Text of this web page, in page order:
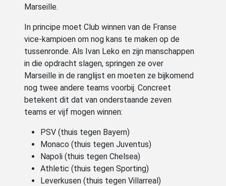
Marseille.
In principe moet Club winnen van de Franse
vice-kampioen om nog kans te maken op de
tussenronde. Als Ivan Leko en zijn manschappen
in die opdracht slagen, springen ze over
Marseille in de ranglijst en moeten ze bijkomend
nog twee andere teams voorbij. Concreet
betekent dit dat van onderstaande zeven
teams er vijf mogen winnen:
PSV (thuis tegen Bayern)
Monaco (thuis tegen Juventus)
Napoli (thuis tegen Chelsea)
Athletic (thuis tegen Sporting)
Leverkusen (thuis tegen Villarreal)